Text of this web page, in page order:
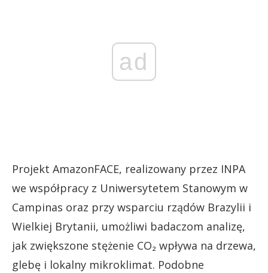
ad
Projekt AmazonFACE, realizowany przez INPA
we współpracy z Uniwersytetem Stanowym w
Campinas oraz przy wsparciu rządów Brazylii i
Wielkiej Brytanii, umożliwi badaczom analizę,
jak zwiększone stężenie CO₂ wpływa na drzewa,
glebę i lokalny mikroklimat. Podobne